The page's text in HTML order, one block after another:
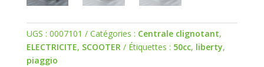
UGS : 0007101 Catégories : Centrale clignotant,
ELECTRICITE, SCOOTER Étiquettes : 50cc, liberty,
piaggio